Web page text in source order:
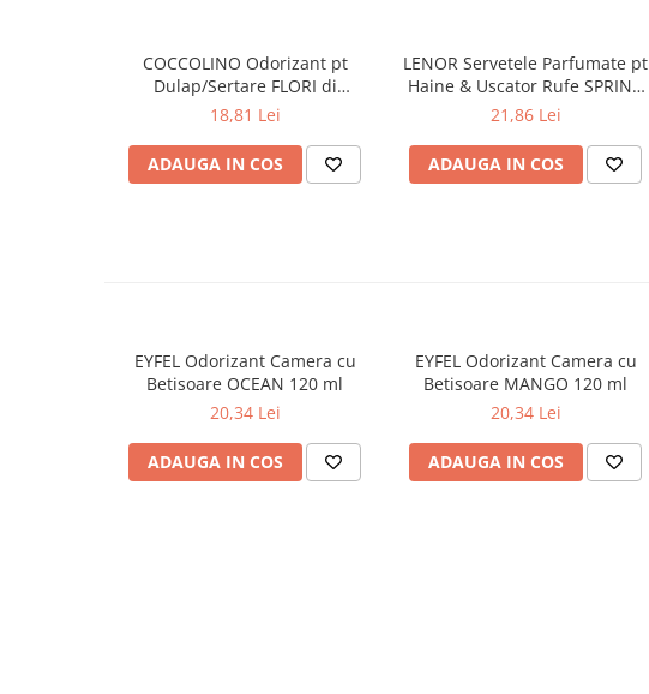
Cosmetice copii
Aer Conditionat
COCCOLINO Odorizant pt
Dulap/Sertare FLORI di
PRIMAVERA 3 buc
18,81 Lei
ADAUGA IN COS
LENOR Servetele Parfumate pt
Haine & Uscator Rufe SPRING
AWAKENING 34 buc
21,86 Lei
ADAUGA IN COS
EYFEL Odorizant Camera cu
Betisoare OCEAN 120 ml
20,34 Lei
ADAUGA IN COS
EYFEL Odorizant Camera cu
Betisoare MANGO 120 ml
20,34 Lei
ADAUGA IN COS